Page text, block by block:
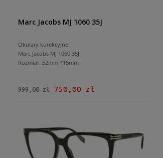
Marc Jacobs MJ 1060 35J
Okulary korekcyjne
Marc Jacobs MJ 1060 35J
Rozmiar: 52mm *15mm
999,00 zł 750,00 zł